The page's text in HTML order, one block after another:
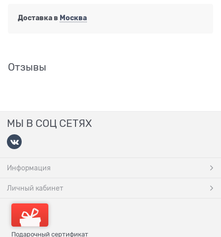
Доставка в Москва
Отзывы
МЫ В СОЦ СЕТЯХ
Информация
Личный кабинет
Подарочный сертификат